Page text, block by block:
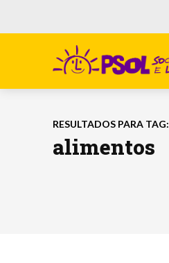
RESULTADOS PARA TAG:
alimentos